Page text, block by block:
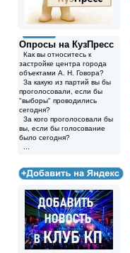
Опросы на КузПресс
Как вы относитесь к
застройке центра города
объектами А. Н. Говора?
За какую из партий вы бы
проголосовали, если бы
"выборы" проводились
сегодня?
За кого проголосовали бы
вы, если бы голосование
было сегодня?